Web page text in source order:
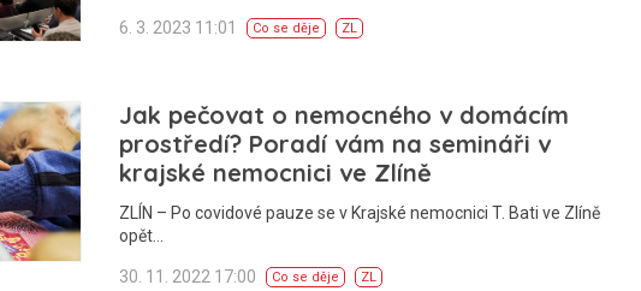
6. 3. 2023 11:01 Co se děje ZL
Jak pečovat o nemocného v domácím
prostředí? Poradí vám na semináři v
krajské nemocnici ve Zlíně
ZLÍN – Po covidové pauze se v Krajské nemocnici T. Bati ve Zlíně
opět…
30. 11. 2022 17:00 Co se děje ZL